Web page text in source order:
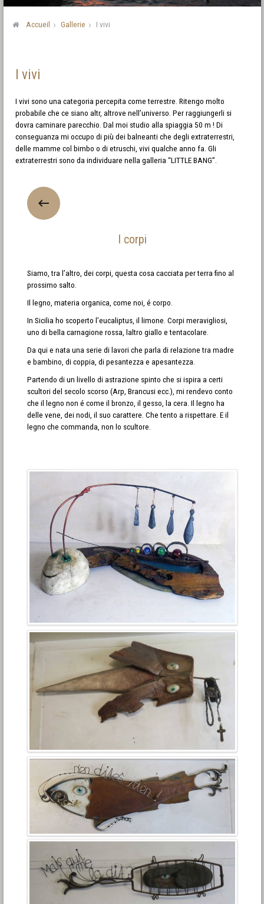
Accueil Gallerie I vivi
I vivi
I vivi sono una categoria percepita come terrestre. Ritengo molto
probabile che ce siano altr, altrove nell’universo. Per raggiungerli si
dovra caminare parecchio. Dal moi studio alla spiaggia 50 m ! Di
conseguanza mi occupo di più dei balneanti che degli extraterrestri,
delle mamme col bimbo o di etruschi, vivi qualche anno fa. Gli
extraterrestri sono da individuare nella galleria “LITTLE BANG”.
I corpi
Siamo, tra l’altro, dei corpi, questa cosa cacciata per terra fino al
prossimo salto.
Il legno, materia organica, come noi, é corpo.
In Sicilia ho scoperto l’eucaliptus, il limone. Corpi meravigliosi,
uno di bella carnagione rossa, laltro giallo e tentacolare.
Da qui e nata una serie di lavori che parla di relazione tra madre
e bambino, di coppia, di pesantezza e apesantezza.
Partendo di un livello di astrazione spinto che si ispira a certi
scultori del secolo scorso (Arp, Brancusi ecc.), mi rendevo conto
che il legno non é come il bronzo, il gesso, la cera. Il legno ha
delle vene, dei nodi, il suo carattere. Che tento a rispettare. E il
legno che commanda, non lo scultore.